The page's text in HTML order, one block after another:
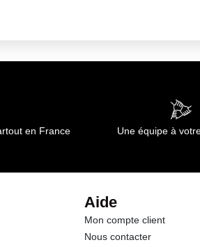
en France Une équipe à
Aide
Mon compte client
Nous contacter